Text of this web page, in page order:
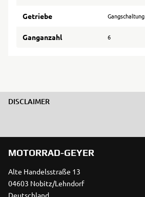
Getriebe Gangschaltung
Ganganzahl 6
DISCLAIMER
MOTORRAD-GEYER
Alte Handelsstraße 13
04603 Nobitz/Lehndorf
Deutschland